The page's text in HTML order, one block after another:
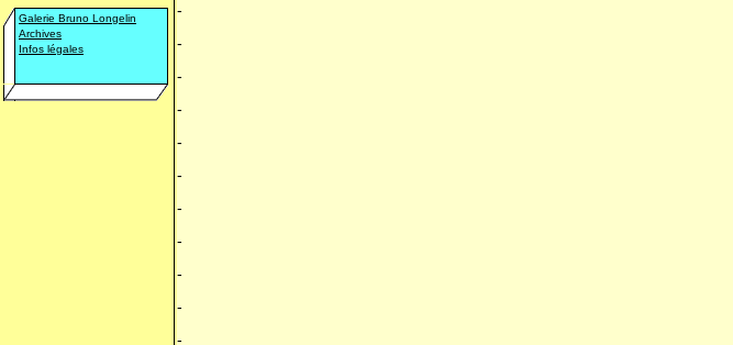
Galerie Bruno Longelin
Archives
Infos légales
-
-
-
-
-
-
-
-
-
-
-